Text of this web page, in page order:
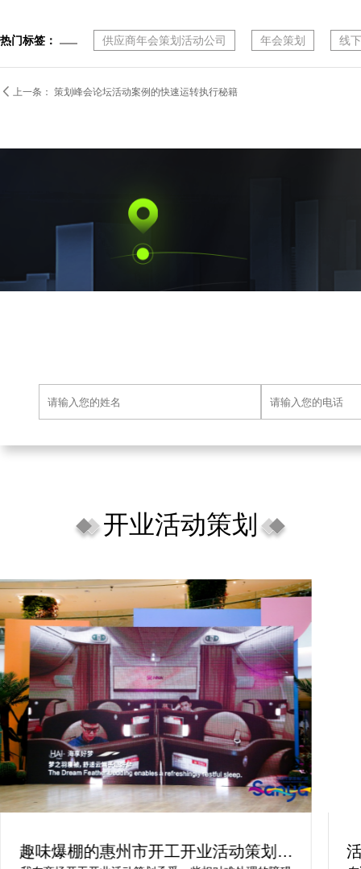
热门标签： 供应商年会策划活动公司 年会策划 线
 上一条： 策划峰会论坛活动案例的快速运转执行秘籍
开业活动策划
趣味爆棚的惠州市开工开业活动策划方